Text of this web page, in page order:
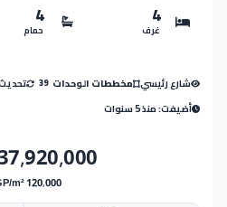
4
غرف
4
حمام
شارع رئيسي مخططات الوحدات 39
تحديث
أضيفت: منذ 5 سنوات
EGP
120,000 EGP/m²